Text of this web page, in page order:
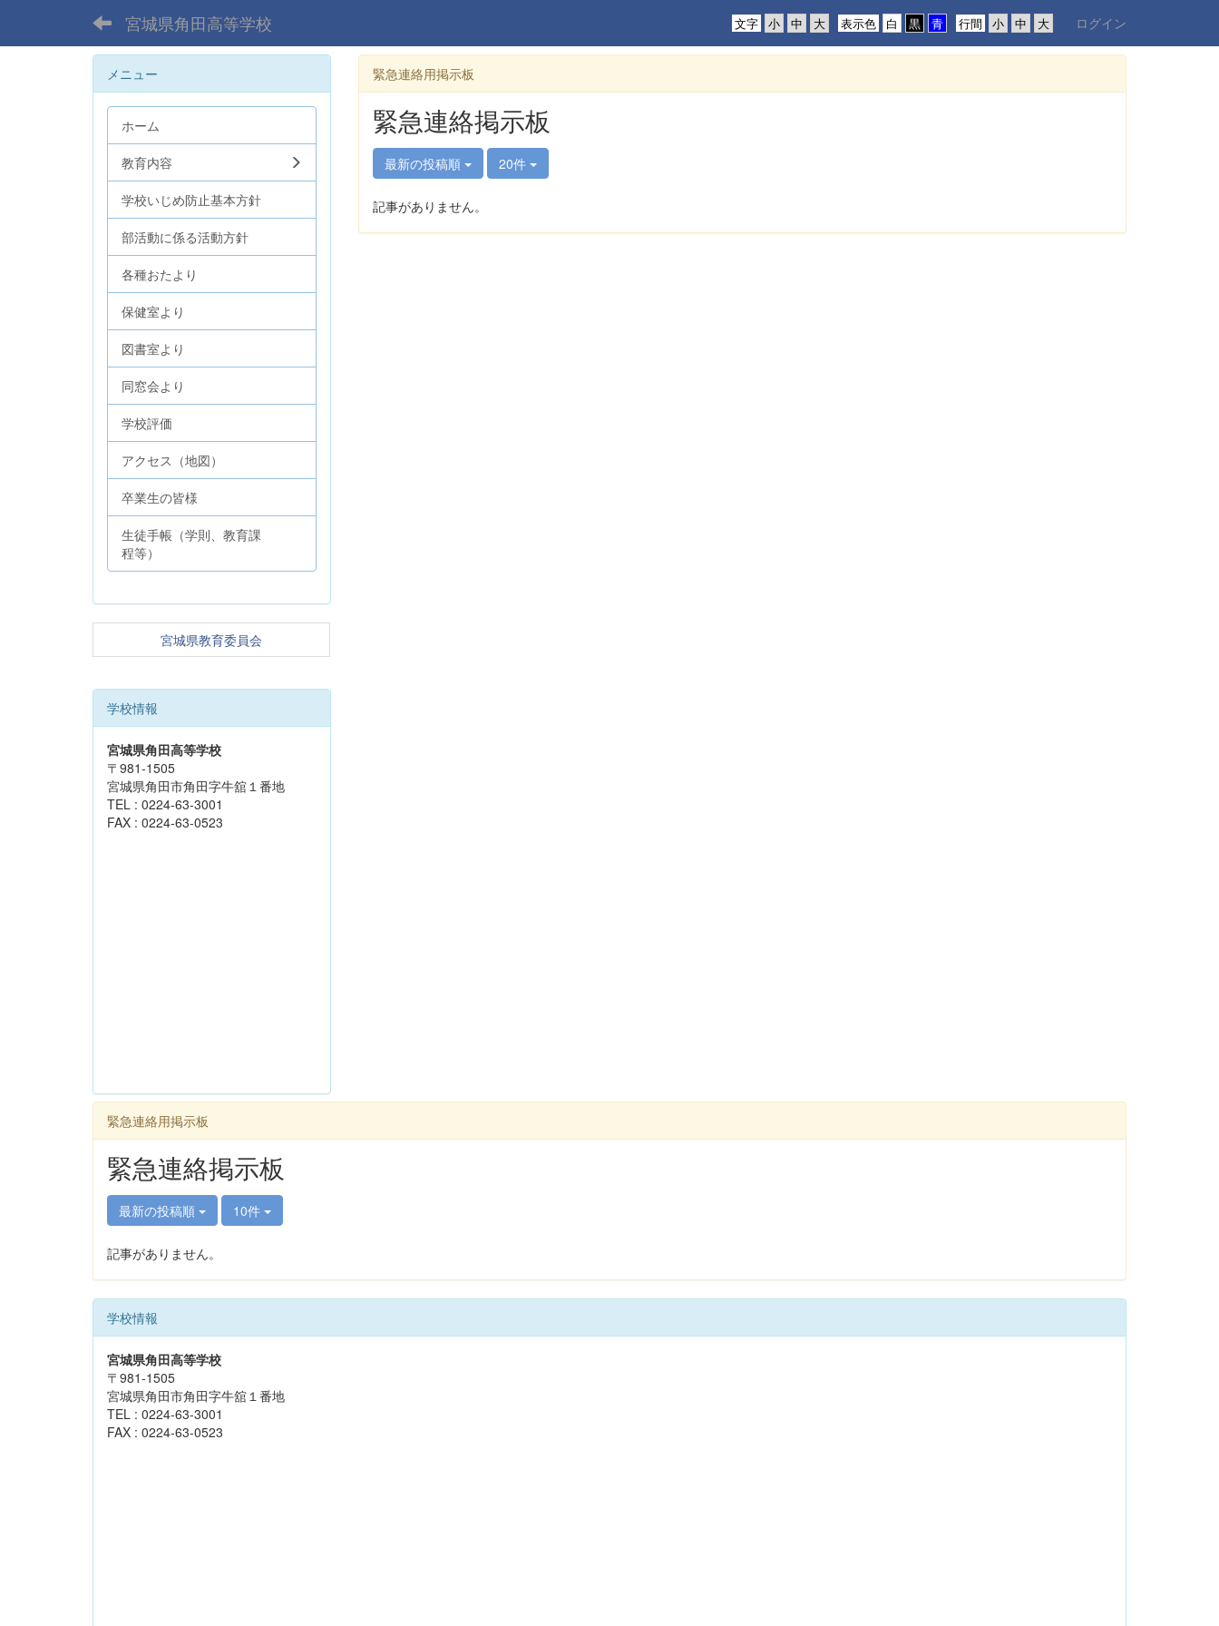
宮城県角田高等学校 行間
表示色
文字 ログイン
緊急連絡用掲示板
緊急連絡掲示板
最新の投稿順 20件
記事がありません。
メニュー
ホーム
教育内容
学校いじめ防止基本方針
部活動に係る活動方針
各種おたより
保健室より
図書室より
同窓会より
学校評価
アクセス（地図）
卒業生の皆様
生徒手帳（学則、教育課
程等）
宮城県教育委員会
学校情報
宮城県角田高等学校
〒981-1505
宮城県角田市角田字牛舘１番地
TEL : 0224-63-3001
FAX : 0224-63-0523
緊急連絡用掲示板
緊急連絡掲示板
最新の投稿順 10件
記事がありません。
学校情報
宮城県角田高等学校
〒981-1505
宮城県角田市角田字牛舘１番地
TEL : 0224-63-3001
FAX : 0224-63-0523